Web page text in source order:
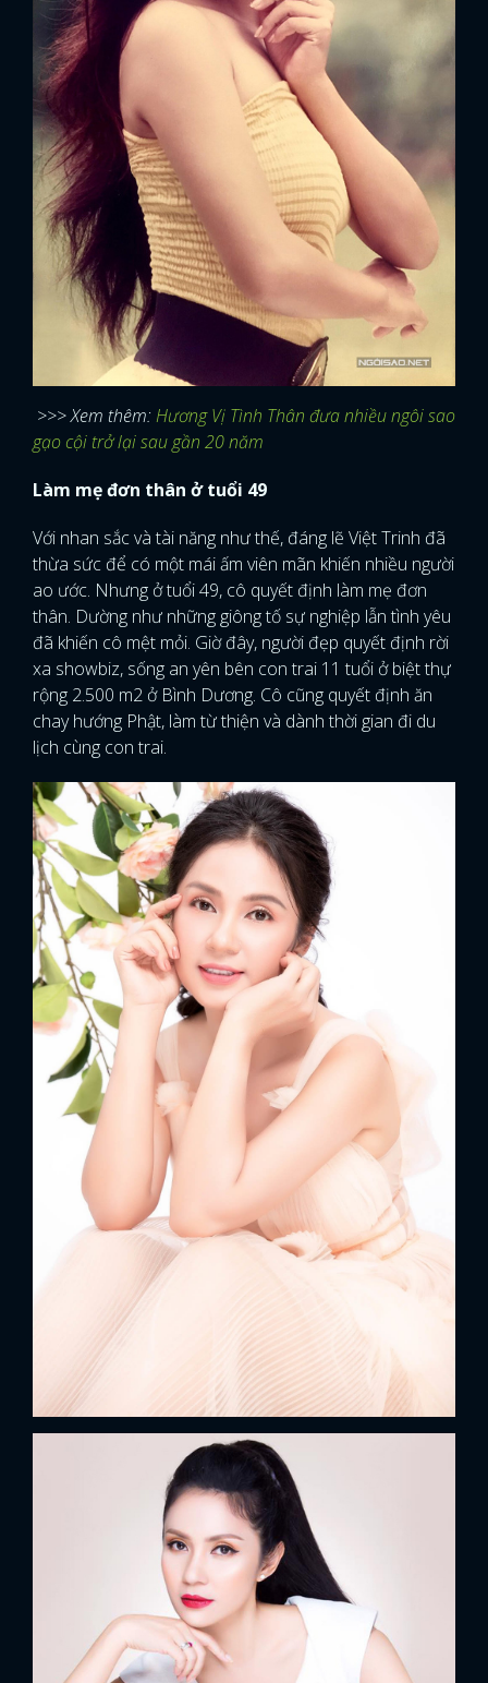
ĐĂNG NHẬP
>>> Xem thêm:Hương Vị Tình Thân đưa nhiều ngôi sao
gạo cội trở lại sau gần 20 năm
Làm mẹ đơn thân ở tuổi 49
Với nhan sắc và tài năng như thế, đáng lẽ Việt Trinh đã
thừa sức để có một mái ấm viên mãn khiến nhiều người
ao ước. Nhưng ở tuổi 49, cô quyết định làm mẹ đơn
thân. Dường như những giông tố sự nghiệp lẫn tình yêu
đã khiến cô mệt mỏi. Giờ đây, người đẹp quyết định rời
xa showbiz, sống an yên bên con trai 11 tuổi ở biệt thự
rộng 2.500 m2 ở Bình Dương. Cô cũng quyết định ăn
chay hướng Phật, làm từ thiện và dành thời gian đi du
lịch cùng con trai.